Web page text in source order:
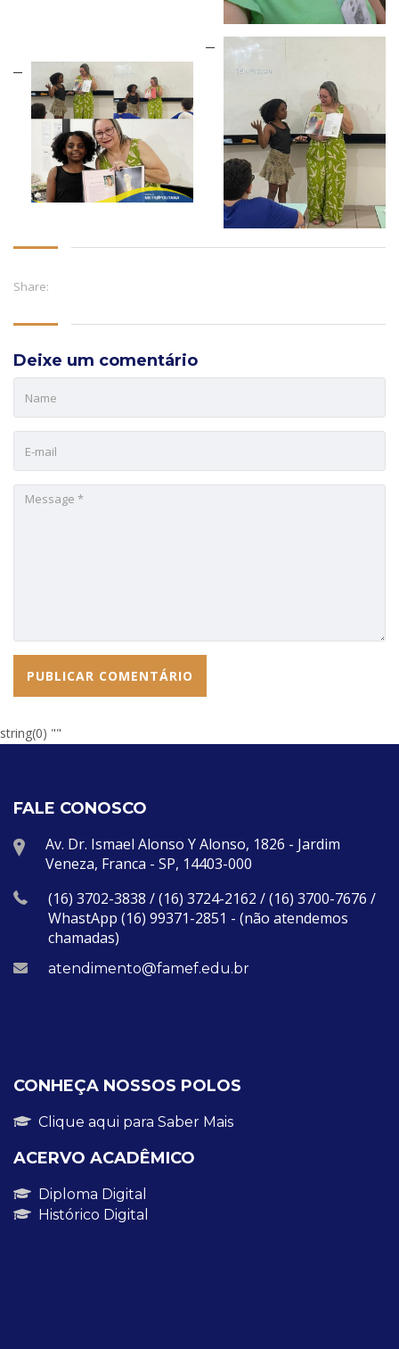
Share:
Deixe um comentário
FALE CONOSCO
Av. Dr. Ismael Alonso Y Alonso, 1826 - Jardim
Veneza, Franca - SP, 14403-000
(16) 3702-3838 / (16) 3724-2162 / (16) 3700-7676 /
WhastApp (16) 99371-2851 - (não atendemos
chamadas)
atendimento@famef.edu.br
CONHEÇA NOSSOS POLOS
Clique aqui para Saber Mais
ACERVO ACADÊMICO
Diploma Digital
Histórico Digital
string(0) ""